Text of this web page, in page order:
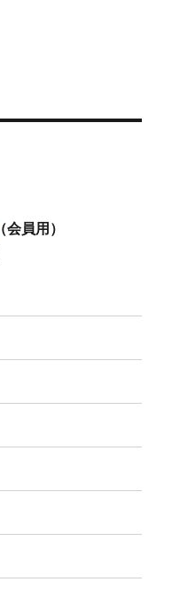
（会員用）